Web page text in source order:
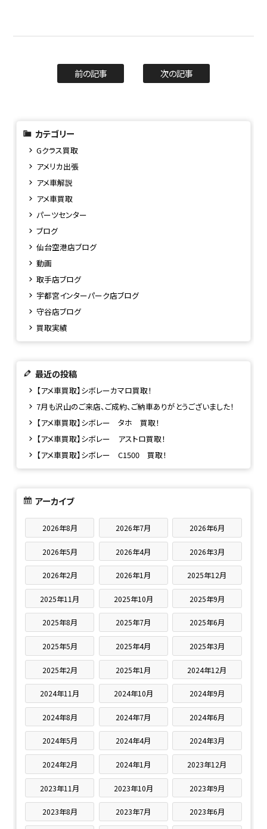
前の記事 次の記事
カテゴリー
Gクラス買取
アメリカ出張
アメ車解説
アメ車買取
パーツセンター
ブログ
仙台空港店ブログ
動画
取手店ブログ
宇都宮インターパーク店ブログ
守谷店ブログ
買取実績
最近の投稿
【アメ車買取】シボレーカマロ買取！
7月も沢山のご来店、ご成約、ご納車ありがとうございました！
【アメ車買取】シボレー タホ 買取！
【アメ車買取】シボレー アストロ買取！
【アメ車買取】シボレー C1500 買取！
アーカイブ
2026年8月 2026年7月 2026年6月
2026年5月 2026年4月 2026年3月
2026年2月 2026年1月 2025年12月
2025年11月 2025年10月 2025年9月
2025年8月 2025年7月 2025年6月
2025年5月 2025年4月 2025年3月
2025年2月 2025年1月 2024年12月
2024年11月 2024年10月 2024年9月
2024年8月 2024年7月 2024年6月
2024年5月 2024年4月 2024年3月
2024年2月 2024年1月 2023年12月
2023年11月 2023年10月 2023年9月
2023年8月 2023年7月 2023年6月